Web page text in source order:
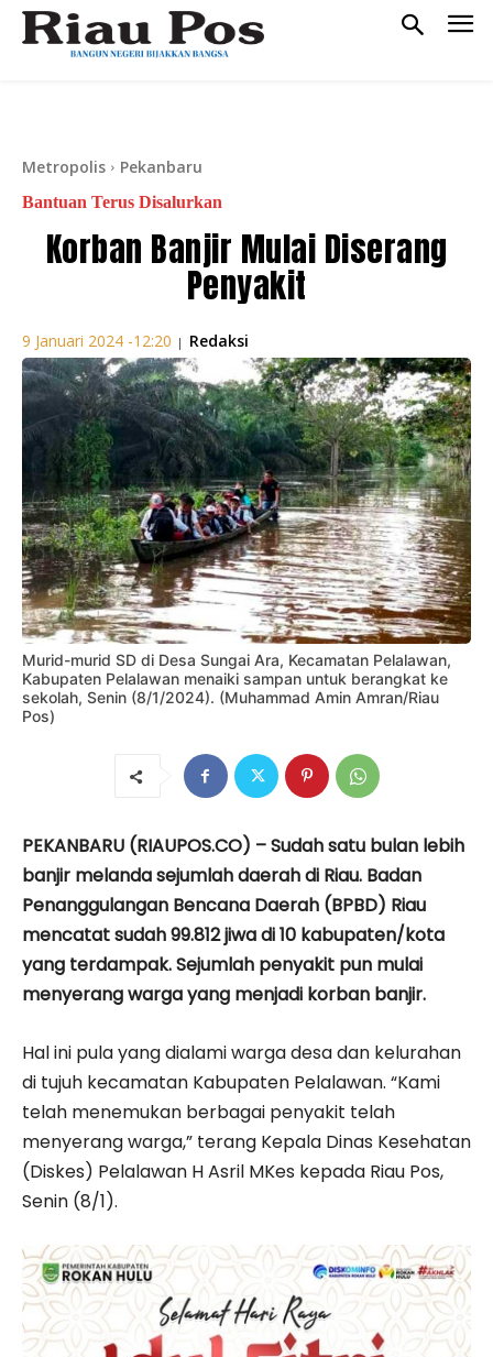
Metropolis Pekanbaru
Bantuan Terus Disalurkan
Korban Banjir Mulai Diserang
Penyakit
9 Januari 2024 -12:20 | Redaksi
Murid-murid SD di Desa Sungai Ara, Kecamatan Pelalawan,
Kabupaten Pelalawan menaiki sampan untuk berangkat ke
sekolah, Senin (8/1/2024). (Muhammad Amin Amran/Riau
Pos)
PEKANBARU (RIAUPOS.CO) – Sudah satu bulan lebih
banjir melanda sejumlah daerah di Riau. Badan
Penanggulangan Bencana Daerah (BPBD) Riau
mencatat sudah 99.812 jiwa di 10 kabupaten/kota
yang terdampak. Sejumlah penyakit pun mulai
menyerang warga yang menjadi korban banjir.
Hal ini pula yang dialami warga desa dan kelurahan
di tujuh kecamatan Kabupaten Pelalawan. “Kami
telah menemukan berbagai penyakit telah
menyerang warga,” terang Kepala Dinas Kesehatan
(Diskes) Pelalawan H Asril MKes kepada Riau Pos,
Senin (8/1).